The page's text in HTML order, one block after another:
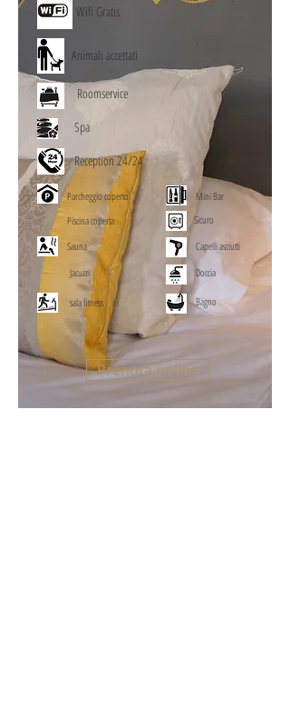
Wifi Gratis
Animali accettati
Roomservice
Spa
Reception 24/24
Parcheggio coperto
Piscina coperta
Sauna
Jacuzzi
sala fitness
Mini Bar
Sicuro
Capelli asciutti
Doccia
Bagno
Prenota online